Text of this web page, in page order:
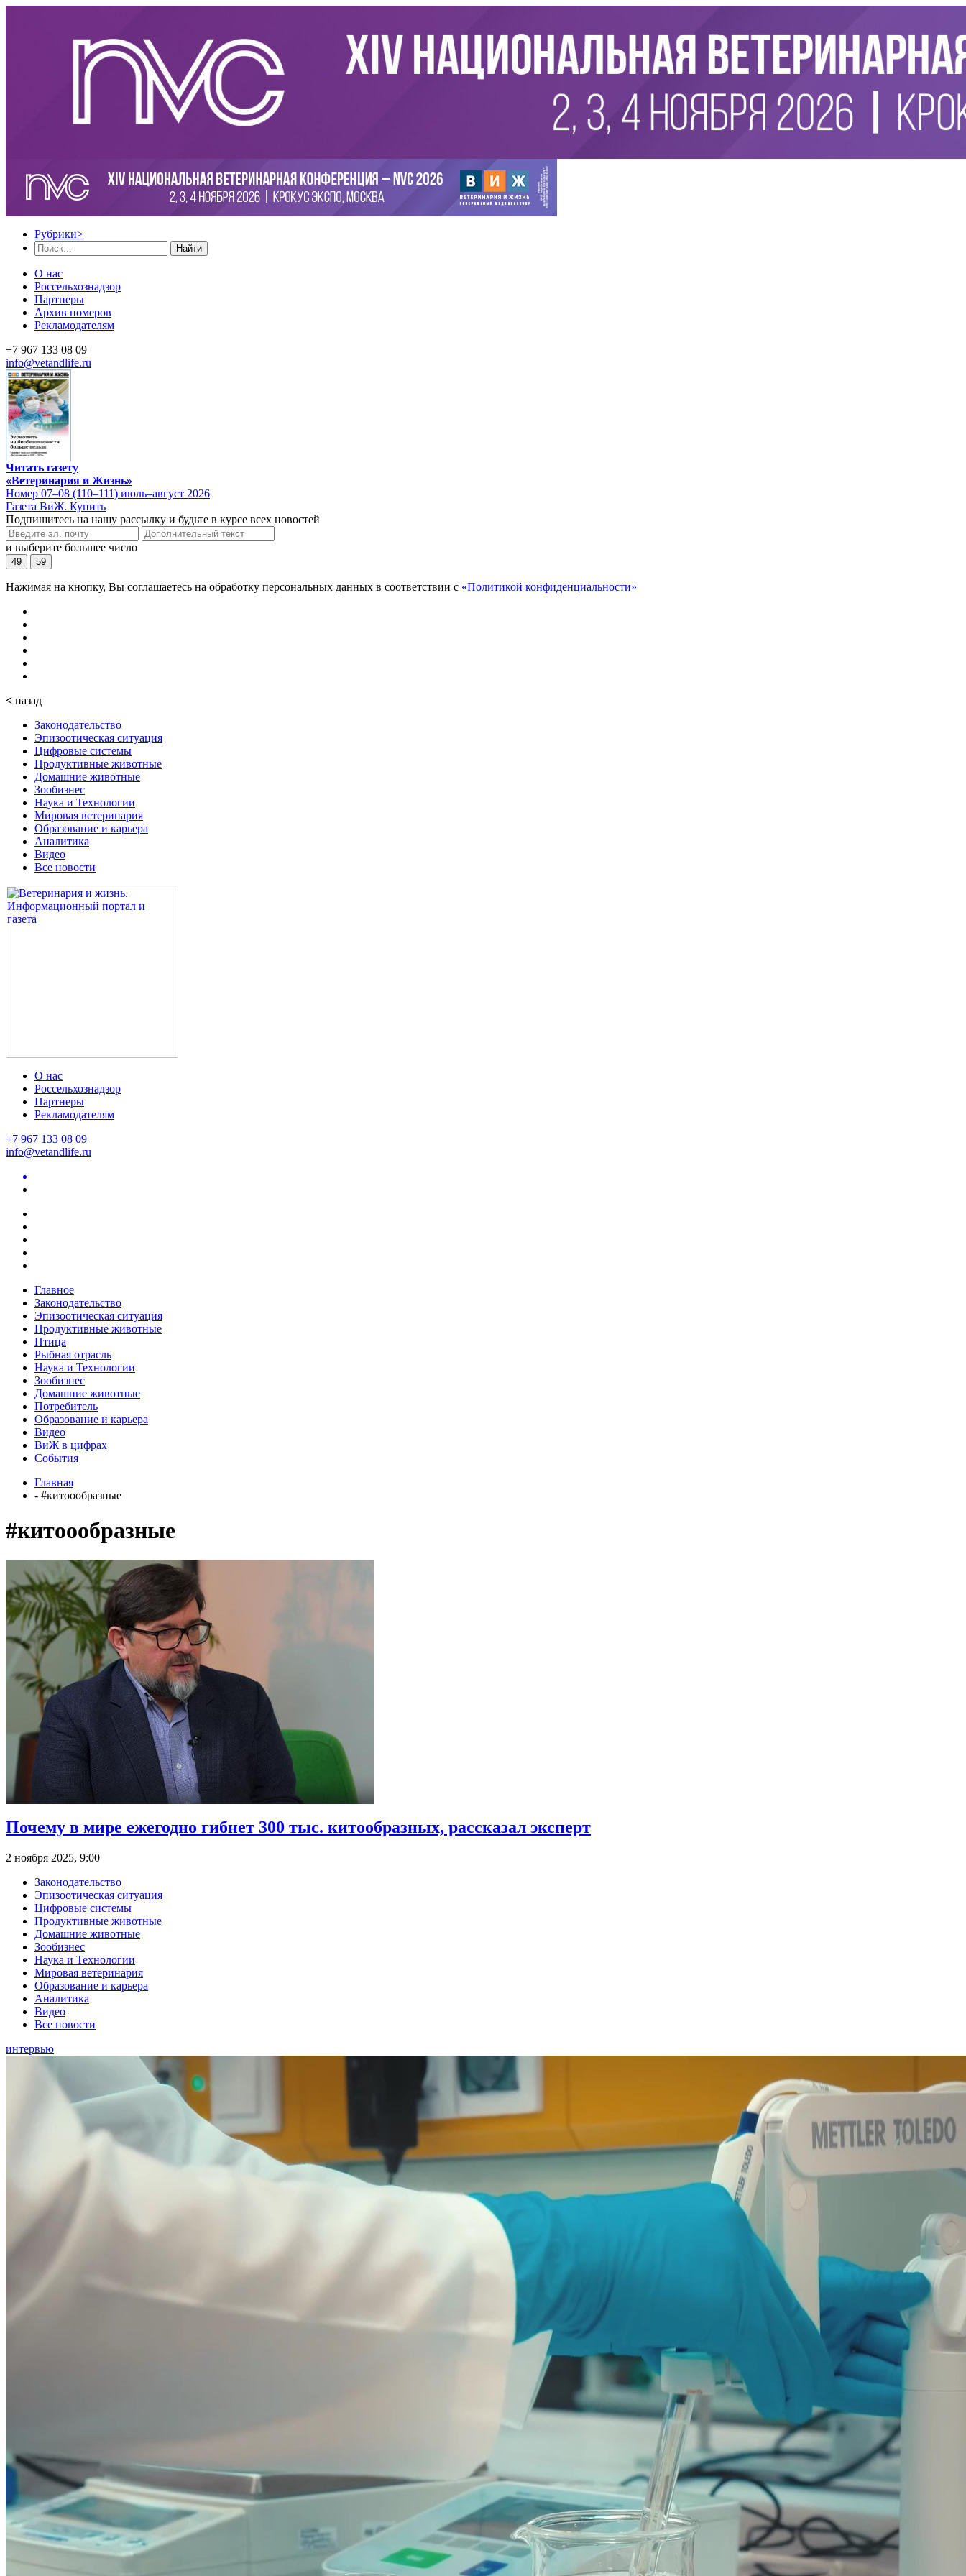
Рубрики>
Найти
О нас
Россельхознадзор
Партнеры
Архив номеров
Рекламодателям
+7 967 133 08 09
info@vetandlife.ru
Читать газету
«Ветеринария и Жизнь»
Номер 07–08 (110–111) июль–август 2026
Газета ВиЖ. Купить
Подпишитесь на нашу рассылку и будьте в курсе всех новостей
и выберите большее число
49 59
Нажимая на кнопку, Вы соглашаетесь на обработку персональных данных в соответствии с «Политикой конфиденциальности»
< назад
Законодательство
Эпизоотическая ситуация
Цифровые системы
Продуктивные животные
Домашние животные
Зообизнес
Наука и Технологии
Мировая ветеринария
Образование и карьера
Аналитика
Видео
Все новости
О нас
Россельхознадзор
Партнеры
Рекламодателям
+7 967 133 08 09
info@vetandlife.ru
Главное
Законодательство
Эпизоотическая ситуация
Продуктивные животные
Птица
Рыбная отрасль
Наука и Технологии
Зообизнес
Домашние животные
Потребитель
Образование и карьера
Видео
ВиЖ в цифрах
События
Главная
- #китоообразные
#китоообразные
Почему в мире ежегодно гибнет 300 тыс. китообразных, рассказал эксперт
2 ноября 2025, 9:00
Законодательство
Эпизоотическая ситуация
Цифровые системы
Продуктивные животные
Домашние животные
Зообизнес
Наука и Технологии
Мировая ветеринария
Образование и карьера
Аналитика
Видео
Все новости
интервью